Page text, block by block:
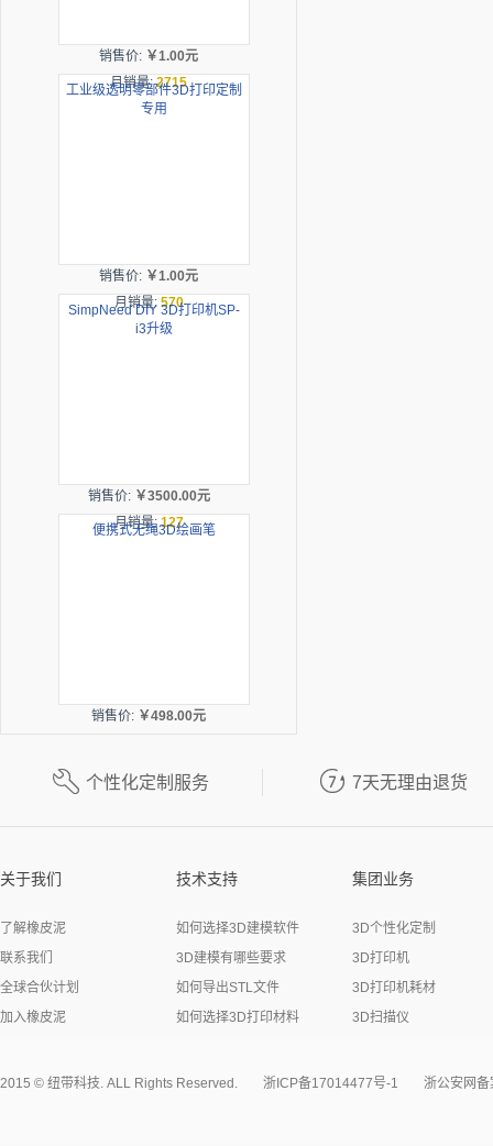
销售价: ￥1.00元
月销量:2715
工业级透明零部件3D打印定制
专用
销售价: ￥1.00元
月销量: 570
SimpNeed DIY 3D打印机SP-
i3升级
销售价: ￥3500.00元
月销量:127
便携式无绳3D绘画笔
销售价: ￥498.00元
 个性化定制服务  7天无理由退货
关于我们
了解橡皮泥
联系我们
全球合伙计划
加入橡皮泥
技术支持
如何选择3D建模软件
3D建模有哪些要求
如何导出STL文件
如何选择3D打印材料
集团业务
3D个性化定制
3D打印机
3D打印机耗材
3D扫描仪
2015 © 纽带科技. ALL Rights Reserved. 浙ICP备17014477号-1 浙公安网